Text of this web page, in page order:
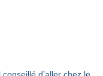
d’aller chez le